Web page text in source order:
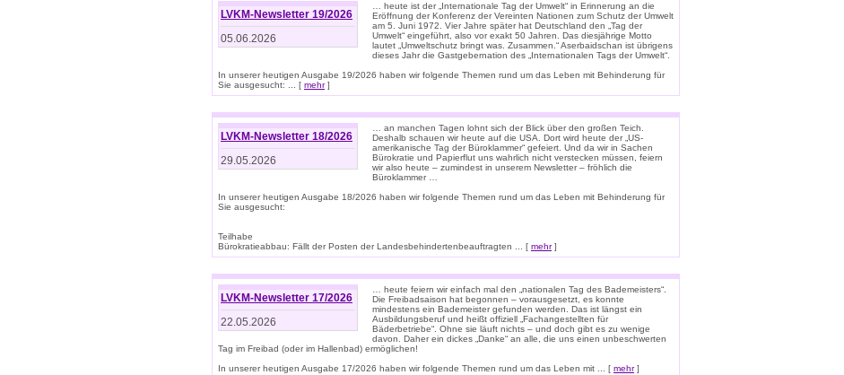
LVKM-Newsletter 19/2026
05.06.2026
… heute ist der „Internationale Tag der Umwelt“ in Erinnerung an die
Eröffnung der Konferenz der Vereinten Nationen zum Schutz der Umwelt
am 5. Juni 1972. Vier Jahre später hat Deutschland den „Tag der
Umwelt“ eingeführt, also vor exakt 50 Jahren. Das diesjährige Motto
lautet „Umweltschutz bringt was. Zusammen.“ Aserbaidschan ist übrigens
dieses Jahr die Gastgebernation des „Internationalen Tags der Umwelt“.
In unserer heutigen Ausgabe 19/2026 haben wir folgende Themen rund um das Leben mit Behinderung für
Sie ausgesucht: ... [ mehr]
LVKM-Newsletter 18/2026
29.05.2026
… an manchen Tagen lohnt sich der Blick über den großen Teich.
Deshalb schauen wir heute auf die USA. Dort wird heute der „US-
amerikanische Tag der Büroklammer“ gefeiert. Und da wir in Sachen
Bürokratie und Papierflut uns wahrlich nicht verstecken müssen, feiern
wir also heute – zumindest in unserem Newsletter – fröhlich die
Büroklammer …
In unserer heutigen Ausgabe 18/2026 haben wir folgende Themen rund um das Leben mit Behinderung für
Sie ausgesucht:
Teilhabe
Bürokratieabbau: Fällt der Posten der Landesbehindertenbeauftragten ... [ mehr]
LVKM-Newsletter 17/2026
22.05.2026
… heute feiern wir einfach mal den „nationalen Tag des Bademeisters“.
Die Freibadsaison hat begonnen – vorausgesetzt, es konnte
mindestens ein Bademeister gefunden werden. Das ist längst ein
Ausbildungsberuf und heißt offiziell „Fachangestellten für
Bäderbetriebe“. Ohne sie läuft nichts – und doch gibt es zu wenige
davon. Daher ein dickes „Danke“ an alle, die uns einen unbeschwerten
Tag im Freibad (oder im Hallenbad) ermöglichen!
In unserer heutigen Ausgabe 17/2026 haben wir folgende Themen rund um das Leben mit ... [ mehr]